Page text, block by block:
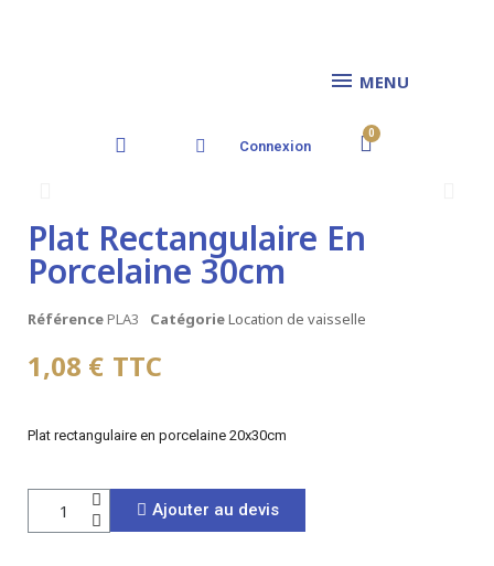
MENU
Connexion
Plat Rectangulaire En
Porcelaine 30cm
RéférencePLA3 CatégorieLocation de vaisselle
1,08 € TTC
Plat rectangulaire en porcelaine 20x30cm
Ajouter au devis